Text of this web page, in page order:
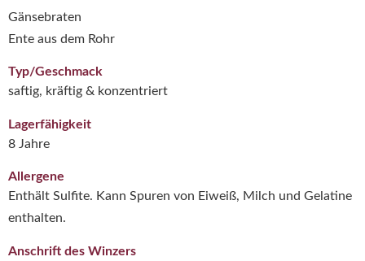
Gänsebraten
Ente aus dem Rohr
Typ/Geschmack
saftig, kräftig & konzentriert
Lagerfähigkeit
8 Jahre
Allergene
Enthält Sulfite. Kann Spuren von Eiweiß, Milch und Gelatine
enthalten.
Anschrift des Winzers